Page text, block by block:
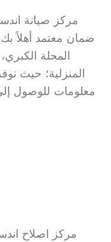
مركز صيانة
ضمان معتمد أهلاً
المحلة
المنزلية؛ حيث
معلومات للوصول
مركز اصلاح